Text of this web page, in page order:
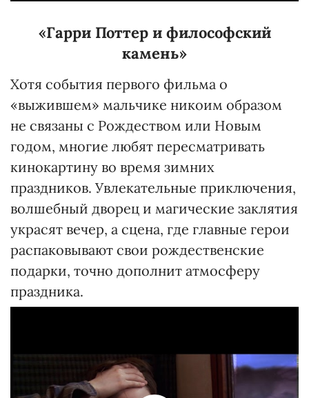
«Гарри Поттер и философский
камень»
Хотя события первого фильма о
«выжившем» мальчике никоим образом
не связаны с Рождеством или Новым
годом, многие любят пересматривать
кинокартину во время зимних
праздников. Увлекательные приключения,
волшебный дворец и магические заклятия
украсят вечер, а сцена, где главные герои
распаковывают свои рождественские
подарки, точно дополнит атмосферу
праздника.